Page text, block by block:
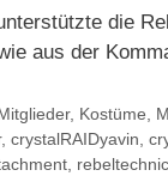
die
aus der
, Kostüme
, crystalRAIDyavin